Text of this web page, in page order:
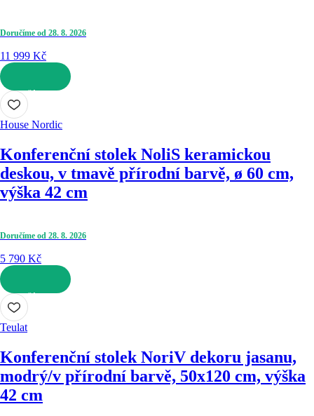
Doručíme od 28. 8. 2026
11 999 Kč
DO KOŠÍKU
House Nordic
Konferenční stolek NoliS keramickou
deskou, v tmavě přírodní barvě, ø 60 cm,
výška 42 cm
Doručíme od 28. 8. 2026
5 790 Kč
DO KOŠÍKU
Teulat
Konferenční stolek NoriV dekoru jasanu,
modrý/v přírodní barvě, 50x120 cm, výška
42 cm